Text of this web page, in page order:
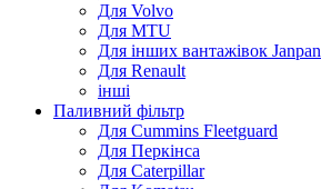
Для Volvo
Для MTU
Для інших вантажівок Janpan
Для Renault
інші
Паливний фільтр
Для Cummins Fleetguard
Для Перкінса
Для Caterpillar